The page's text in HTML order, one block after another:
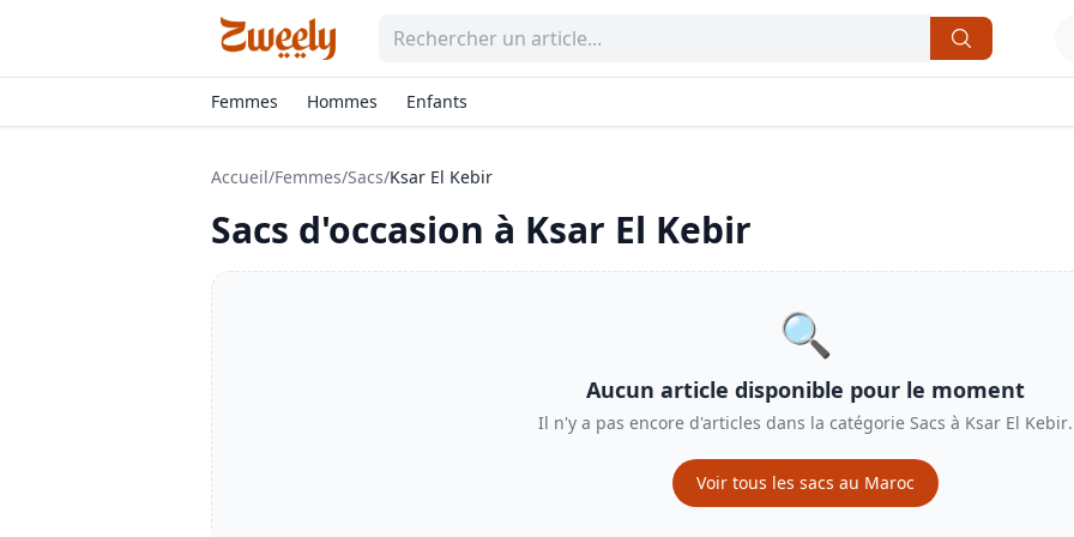
Femmes Hommes Enfants
Accueil/Femmes/Sacs/Ksar El Kebir
Sacs d'occasion à Ksar El Kebir
🔍
Aucun article disponible pour le moment
Il n'y a pas encore d'articles dans la catégorie Sacs à Ksar El Kebir.
Voir tous les sacs au Maroc